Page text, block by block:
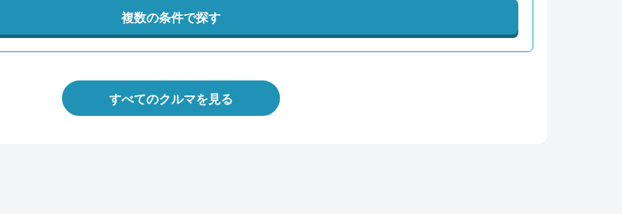
複数の条件で探す
すべてのクルマを見る